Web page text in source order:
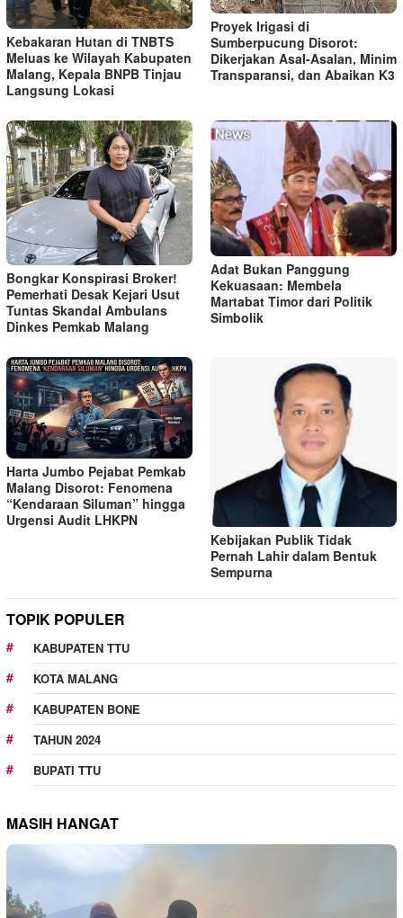
Kebakaran Hutan di TNBTS
Meluas ke Wilayah Kabupaten
Malang, Kepala BNPB Tinjau
Langsung Lokasi
Proyek Irigasi di
Sumberpucung Disorot:
Dikerjakan Asal-Asalan, Minim
Transparansi, dan Abaikan K3
Bongkar Konspirasi Broker!
Pemerhati Desak Kejari Usut
Tuntas Skandal Ambulans
Dinkes Pemkab Malang
Adat Bukan Panggung
Kekuasaan: Membela
Martabat Timor dari Politik
Simbolik
Harta Jumbo Pejabat Pemkab
Malang Disorot: Fenomena
“Kendaraan Siluman” hingga
Urgensi Audit LHKPN
Kebijakan Publik Tidak
Pernah Lahir dalam Bentuk
Sempurna
TOPIK POPULER
KABUPATEN TTU
KOTA MALANG
KABUPATEN BONE
TAHUN 2024
BUPATI TTU
MASIH HANGAT